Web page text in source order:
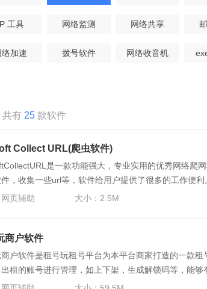
工具 网络监测 网络共享
络加速 拨号软件 网络收音机
共有 25 款软件
Collect URL(爬虫软件)
是一款功能强大，专业实用的优秀网络爬
，收集一些url等，软件给用户提供了很多的工作便
接列表。
网页辅助 大小：2.5M
商户软件
户软件是租号玩租号平台为本平台商家打造的一款
租的账号进行管理，如上下架，生成解锁码等，能
。。